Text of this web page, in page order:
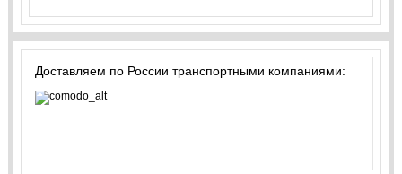
Доставляем по России транспортными компаниями: